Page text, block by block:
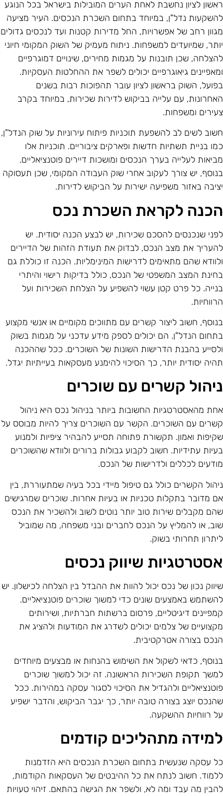
לציון נחשבת לאחת הערים המובילות בישראל בכל הנוגע
נדל"ן, במיוחד בתחום השכרת הנכסים. העיר מציעה
רחב של אפשרויות, החל מדירות קטנות ועד לנכסים גדולים
שמיועדים למשפחות. ניתוח מעמיק של השוק המקומי חיוני
שכן תובנות על מגמות מחירים, שינויים דמוגרפיים
גיאוגרפיים יכולים לשפר את ההחלטות העסקיות.
השוק בראשון לציון עובר תהפוכות רבות בשנים
עם עלייה בביקוש לדירות שכירות, במיוחד בקרב
ומשפחות.
לשים לב להשפעת תוכניות פיתוח עירוניות על שוק הנדל"ן,
בניית תשתיות חדשות ופארקים ציבוריים. תוכניות אלו
לעלייה בערך הנכסים ומושכות דיירים פוטנציאליים.
יש צורך לעקוב אחרי שוק העבודה המקומי, שכן תעסוקה
באזור משפיעה ישירות על הביקוש לדירות.
לקראת השכרת נכס
שנכנסים להסכם שכירות, יש לבצע הכנה יסודית. יש
את מצב הנכס, לבדוק את תעודת הזהות של הדיירים
שהם מתאימים לדרישות המינימליות. הכנה זו כוללת גם
המצב המשפטי של הנכס, כולל בדיקות רישוי והיתרי
כל פרט קטן עשוי להשפיע על הצלחת השכירות ועל
חשוב ליצור קשרים עם מתווכים מקומיים או אנשי מקצוע
הנדל"ן. הם יכולים לספק מידע עדכני על מגמות בשוק
בהבנת הדרישות השונות של השוכרים. ככל שההכנה
יסודית יותר, כך הסיכוי להימנע מעסקאות בעייתיות יגדל.
קשרים עם שוכרים
מהאסטרטגיות החשובות ביותר בניהול נכס היא ניהול
עם השוכרים. הקשר עם השוכרים צריך להיות מבוסס על
ואמון. תקשורת פתוחה תסייע להבהיר ציפיות ולמנוע
עתידיות. חשוב לקבוע גבולות ברורים ולוודא שהשוכרים
לכללים ולדרישות של הנכס.
הקשרים כולל גם טיפול מיידי בכל בעיה שמתעוררת, בין
מדובר בתקלות טכניות או בעיות אחרות. שוכרים שמרגישים
מקבלים שירות טוב יותר נוטים לשוב ולהשכיר את הנכס
או להמליץ על הנכס לחברים ובני משפחה, מה שמוביל
תחרותי בשוק.
שיווק נכסים
נכון של נכס יכול להוות את ההבדל בין הצלחה לכישלון. יש
באמצעים שונים כדי למשוך שוכרים פוטנציאליים.
דיגיטליים, פרסום ברשתות חברתיות, ושירותים
של צלמים יכולים לשדרג את המודעות ולהציג את
בצורה אטרקטיבית.
כדאי לשקול את השימוש בהנחות או מבצעים מיוחדים
תקופת השכירות הראשונה. זה יכול למשוך שוכרים
ולהגדיל את הסיכוי לסגור עסקה במהירות. ככל
יוצג בצורה טובה יותר, כך יגבר הביקוש, והדבר ישפיע
רווחיות ההשקעה.
מתהליכים קודמים
עסקה שנעשית בתחום השכרת הנכסים היא הזדמנות
חשוב לנתח את כל ההיבטים של העסקאות הקודמות,
מה עבד ומה לא, ולשפר את הגישה בהתאם. זיהוי טעויות